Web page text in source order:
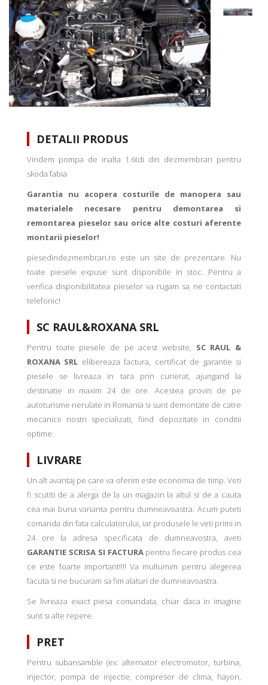
DETALII PRODUS
Vindem pompa de inalta 1.6tdi din dezmembrari pentru
skoda fabia
Garantia nu acopera costurile de manopera sau
materialele necesare pentru demontarea si
remontarea pieselor sau orice alte costuri aferente
montarii pieselor!
piesedindezmembrari.ro este un site de prezentare. Nu
toate piesele expuse sunt disponibile in stoc. Pentru a
verifica disponibilitatea pieselor va rugam sa ne contactati
telefonic!
SC RAUL&ROXANA SRL
Pentru toate piesele de pe acest website, SC RAUL &
ROXANA SRL elibereaza factura, certificat de garantie si
piesele se livreaza in tara prin curierat, ajungand la
destinatie in maxim 24 de ore. Acestea provin de pe
autoturisme nerulate in Romania si sunt demontate de catre
mecanicii nostri specializati, fiind depozitate in conditii
optime.
LIVRARE
Un alt avantaj pe care va oferim este economia de timp. Veti
fi scutiti de a alerga de la un magazin la altul si de a cauta
cea mai buna varianta pentru dumneavoastra. Acum puteti
comanda din fata calculatorului, iar produsele le veti primi in
24 ore la adresa specificata de dumneavostra, aveti
GARANTIE SCRISA SI FACTURApentru fiecare produs cea
ce este foarte important!!!! Va multumim pentru alegerea
facuta si ne bucuram sa fim alaturi de dumneavoastra.
Se livreaza exact piesa comandata, chiar daca in imagine
sunt si alte repere.
PRET
Pentru subansamble (ex: alternator electromotor, turbina,
injector, pompa de injectie, compresor de clima, hayon,